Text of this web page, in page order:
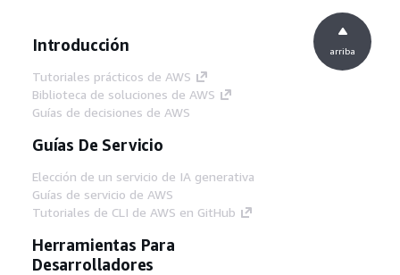
Introducción
Tutoriales prácticos de AWS
Biblioteca de soluciones de AWS
Guías de decisiones de AWS
Guías De Servicio
Elección de un servicio de IA generativa
Guías de servicio de AWS
Tutoriales de CLI de AWS en GitHub
Herramientas Para
Desarrolladores
arriba